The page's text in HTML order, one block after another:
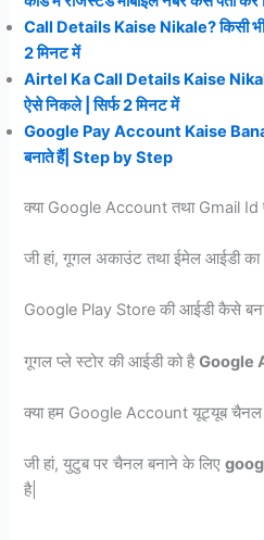
Call Details Kaise Nikale? किसी भी
2 मिनट में
Airtel Ka Call Details Kaise
ऐसे निकले | सिर्फ 2 मिनट में
Google Pay Account Kaise
बनाते हैं| Step by Step
क्या Google Account तथा Gmail Id
जी हां, गूगल अकाउंट तथा ईमेल आईडी का
Google Play Store की आईडी कैसे
गूगल प्ले स्टोर की आईडी को हैGoogle
क्या हम Google Account यूट्यूब चैनल
जी हां, युटुब पर चैनल बनाने के लिए
है|